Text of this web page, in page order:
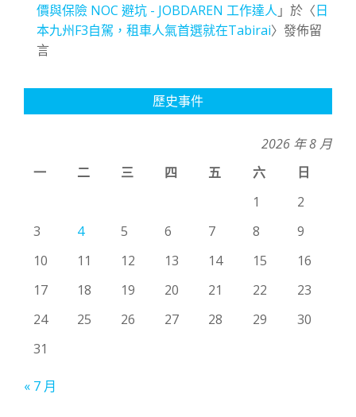
價與保險 NOC 避坑 - JOBDAREN 工作達人 」於〈日
本九州F3自駕，租車人氣首選就在Tabirai〉發佈留
言
歷史事件
2026 年 8 月
一
二 三 四 五 六
日
1
2
3
4 5 6 7 8
9
10
11 12 13 14 15
16
17
18 19 20 21 22
23
24
25 26 27 28 29
30
31
« 7 月